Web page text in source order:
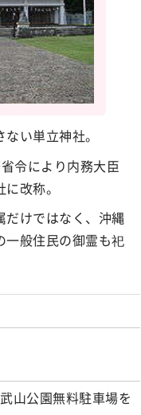
い単立神社。
令により内務大臣
改称。
だけではなく、沖縄
一般住民の御霊も祀
山公園無料駐車場を